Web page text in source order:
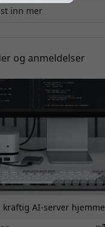
inn mer
og anmeldelser
kraftig AI-server hjemme